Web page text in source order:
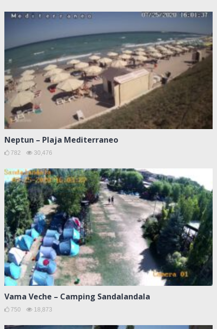
Neptun – Plaja Mediterraneo
782 30,476
Vama Veche – Camping Sandalandala
750 18,873